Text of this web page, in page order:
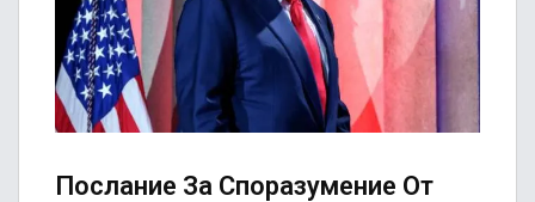
Послание За Споразумение От